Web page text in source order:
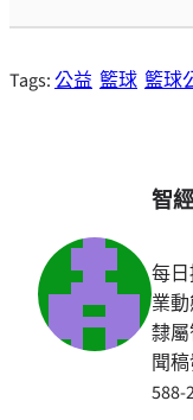
Tags:公益 籃球 籃球
智
每
業
隸
聞
588-